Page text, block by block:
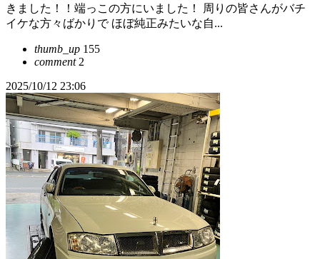
きました！！端っこの方にいました！ 周りの皆さんがバチ
イケな方々ばかりで ほぼ純正みたいな自...
thumb_up 155
comment2
2025/10/12 23:06